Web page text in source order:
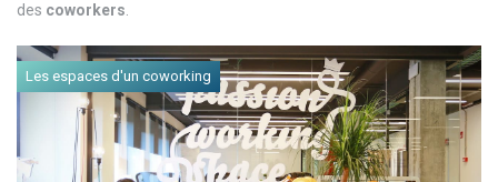
des coworkers.
Les espaces d'un coworking